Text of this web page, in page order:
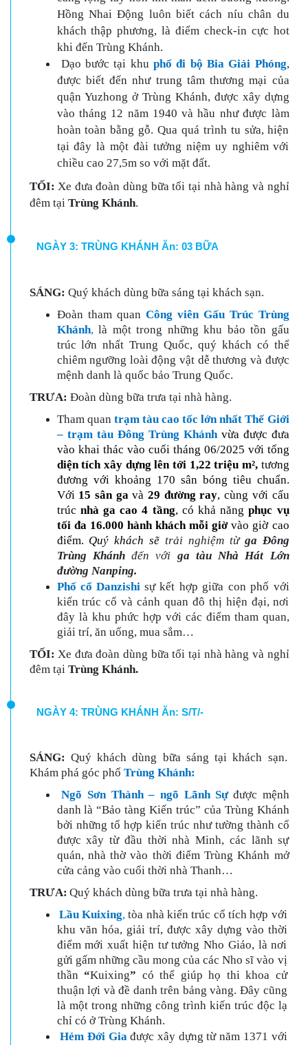
Hồng Nhai Động luôn biết cách níu chân du
khách thập phương, là điểm check-in cực hot
khi đến Trùng Khánh.
Dạo bước tại khu phố đi bộ Bia Giải Phóng,
được biết đến như trung tâm thương mại của
quận Yuzhong ở Trùng Khánh, được xây dựng
vào tháng 12 năm 1940 và hầu như được làm
hoàn toàn bằng gỗ. Qua quá trình tu sửa, hiện
tại đây là một đài tưởng niệm uy nghiêm với
chiều cao 27,5m so với mặt đất.
TỐI: Xe đưa đoàn dùng bữa tối tại nhà hàng và nghỉ
đêm tạiTrùng Khánh.
NGÀY 3: TRÙNG KHÁNH Ăn: 03 BỮA
SÁNG: Quý khách dùng bữa sáng tại khách sạn.
Đoàn tham quan Công viên Gấu Trúc Trùng
Khánh, là một trong những khu bảo tồn gấu
trúc lớn nhất Trung Quốc, quý khách có thể
chiêm ngưỡng loài động vật dễ thương và được
mệnh danh là quốc bảo Trung Quốc.
TRƯA: Đoàn dùng bữa trưa tại nhà hàng.
Tham quan trạm tàu cao tốc lớn nhất Thế Giới
– trạm tàu Đông Trùng Khánh vừa được đưa
vào khai thác vào cuối tháng 06/2025 với tổng
diện tích xây dựng lên tới 1,22 triệu m²,tương
đương với khoảng 170 sân bóng tiêu chuẩn.
Với 15 sân gavà29 đường ray, cùng với cấu
trúc nhà ga cao 4 tầng, có khả năngphục vụ
tối đa 16.000 hành khách mỗi giờvào giờ cao
điểm. Quý khách sẽ trải nghiệm từ ga Đông
Trùng Khánhđến với ga tàu Nhà Hát Lớn
đường Nanping.
Phố cổ Danzishi sự kết hợp giữa con phố với
kiến trúc cổ và cảnh quan đô thị hiện đại, nơi
đây là khu phức hợp với các điểm tham quan,
giải trí, ăn uống, mua sắm…
TỐI: Xe đưa đoàn dùng bữa tối tại nhà hàng và nghỉ
đêm tại Trùng Khánh.
NGÀY 4: TRÙNG KHÁNH Ăn: S/T/-
SÁNG: Quý khách dùng bữa sáng tại khách sạn.
Khám phá góc phố Trùng Khánh:
Ngõ Sơn Thành – ngõ Lãnh Sự được mệnh
danh là “Bảo tàng Kiến trúc” của Trùng Khánh
bởi những tổ hợp kiến trúc như tường thành cổ
được xây từ đầu thời nhà Minh, các lãnh sự
quán, nhà thờ vào thời điểm Trùng Khánh mở
cửa cảng vào cuối thời nhà Thanh…
TRƯA: Quý khách dùng bữa trưa tại nhà hàng.
Lầu Kuixing,tòa nhà kiến trúc cổ tích hợp với
khu văn hóa, giải trí, được xây dựng vào thời
điểm mới xuất hiện tư tưởng Nho Giáo, là nơi
gửi gấm những cầu mong của các Nho sĩ vào vị
thần “Kuixing” có thể giúp họ thi khoa cử
thuận lợi và đề danh trên bảng vàng. Đây cũng
là một trong những công trình kiến trúc độc lạ
chỉ có ở Trùng Khánh.
Hẻm Đới Giađược xây dựng từ năm 1371 với